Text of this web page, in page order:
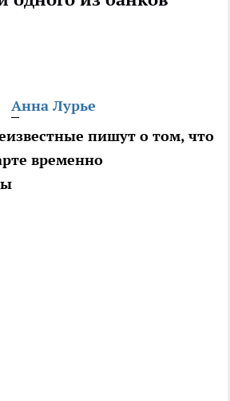
Анна Лурье
пишут о том, что
временно